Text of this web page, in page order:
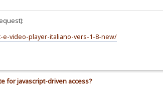
video-player-italiano-vers-1-8-new/
for javascript-driven access?